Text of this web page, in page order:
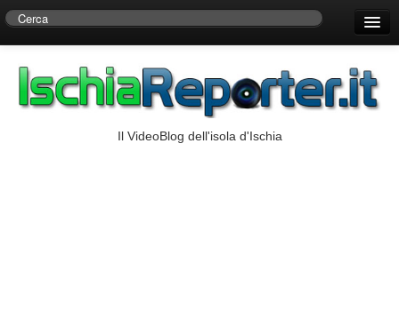
Centro di Ricerche Storiche D’Ambra
Il VideoBlog dell'isola d'Ischia